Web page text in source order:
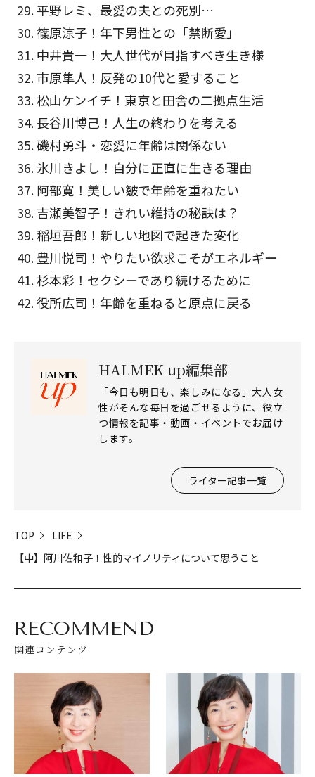
平野レミ、最愛の夫との死別…
篠原涼子！年下男性との「禁断愛」
中井貴一！大人世代が目指すべき生き様
市原隼人！反発の10代と愛すること
松山ケンイチ！東京と田舎の二拠点生活
長谷川博己！人生の終わりを考える
磯村勇斗・恋愛に年齢は関係ない
氷川きよし！自分に正直に生きる理由
阿部寛！美しい皺で年齢を重ねたい
吉瀬美智子！きれい維持の秘訣は？
稲垣吾郎！新しい地図で起きた変化
豊川悦司！やりたい欲求こそがエネルギー
杉本彩！セクシーであり続けるために
役所広司！年齢を重ねると原点に戻る
HALMEK up編集部
「今日も明日も、楽しみになる」大人女
性がそんな毎日を過ごせるように、役立
つ情報を記事・動画・イベントでお届け
します。
ライター記事一覧
TOP
LIFE
【中】阿川佐和子！性的マイノリティについて思うこと
RECOMMEND
関連コンテンツ